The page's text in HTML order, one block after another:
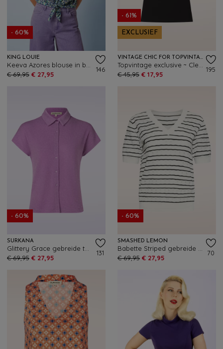
- 60%
KING LOUIE
€ 69,95 € 27,95
146
- 61%
EXCLUSIEF
VINTAGE CHIC FOR TOPVINTAGE
€ 45,95 € 17,95
195
- 60%
SURKANA
€ 69,95 € 27,95
131
- 60%
SMASHED LEMON
€ 69,95 € 27,95
70